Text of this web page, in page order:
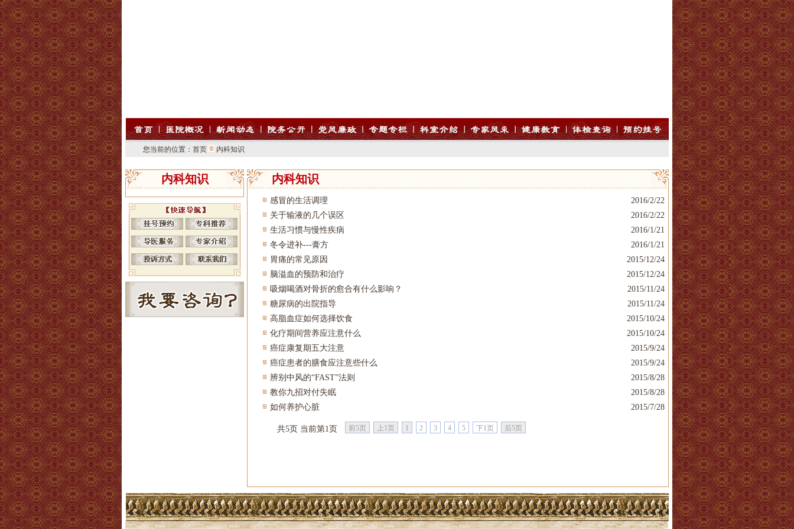
您当前的位置： 首页 内科知识
内科知识 内科知识
2016/2/22
感冒的生活调理
2016/2/22
关于输液的几个误区
2016/1/21
生活习惯与慢性疾病
2016/1/21
冬令进补---膏方
2015/12/24
胃痛的常见原因
2015/12/24
脑溢血的预防和治疗
2015/11/24
吸烟喝酒对骨折的愈合有什么影响？
2015/11/24
糖尿病的出院指导
2015/10/24
高脂血症如何选择饮食
2015/10/24
化疗期间营养应注意什么
2015/9/24
癌症康复期五大注意
2015/9/24
癌症患者的膳食应注意些什么
2015/8/28
辨别中风的“FAST”法则
2015/8/28
教你九招对付失眠
2015/7/28
如何养护心脏
共5页 当前第1页 前5页 上1页 1 2 3 4 5 下1页 后5页